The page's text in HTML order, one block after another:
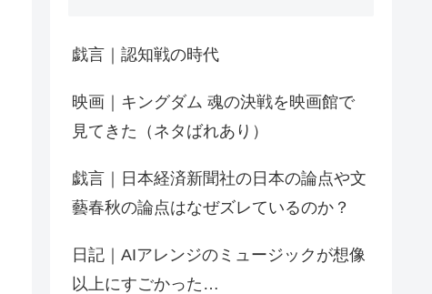
戯言｜認知戦の時代
映画｜キングダム 魂の決戦を映画館で
見てきた（ネタばれあり）
戯言｜日本経済新聞社の日本の論点や文
藝春秋の論点はなぜズレているのか？
日記｜AIアレンジのミュージックが想像
以上にすごかった…